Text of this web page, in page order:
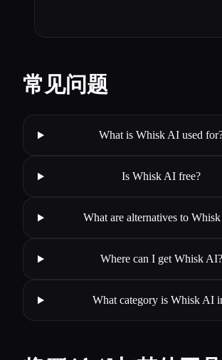
常见问题
What is Whisk AI used
Is Whisk AI free?
What are alternatives to
Where can I get Whisk AI?
What category is Whisk AI